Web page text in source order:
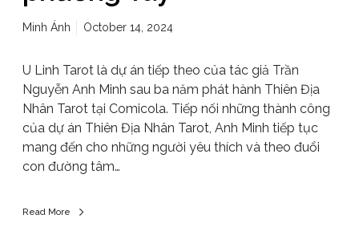
Minh Ánh October 14, 2024
U Linh Tarot là dự án tiếp theo của tác giả Trần
Nguyễn Anh Minh sau ba năm phát hành Thiên Địa
Nhân Tarot tại Comicola. Tiếp nối những thành công
của dự án Thiên Địa Nhân Tarot, Anh Minh tiếp tục
mang đến cho những người yêu thích và theo đuổi
con đường tâm…
Read More